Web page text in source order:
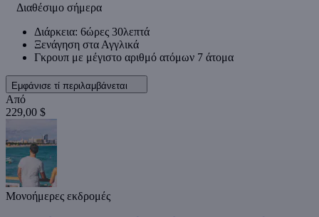
Διαθέσιμο σήμερα
Διάρκεια: 6ώρες 30λεπτά
Ξενάγηση στα Αγγλικά
Γκρουπ με μέγιστο αριθμό ατόμων 7 άτομα
Εμφάνισε τί περιλαμβάνεται
Από
229,00 $
Μονοήμερες εκδρομές